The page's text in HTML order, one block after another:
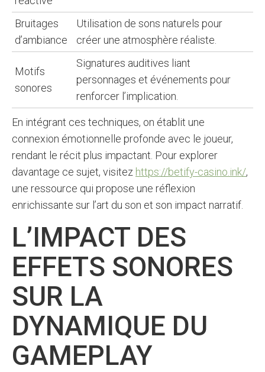
Bruitages
d’ambiance
Utilisation de sons naturels pour
créer une atmosphère réaliste.
Motifs
sonores
Signatures auditives liant
personnages et événements pour
renforcer l’implication.
En intégrant ces techniques, on établit une
connexion émotionnelle profonde avec le joueur,
rendant le récit plus impactant. Pour explorer
davantage ce sujet, visitez https://betify-casino.ink/,
une ressource qui propose une réflexion
enrichissante sur l’art du son et son impact narratif.
L’IMPACT DES
EFFETS SONORES
SUR LA
DYNAMIQUE DU
GAMEPLAY